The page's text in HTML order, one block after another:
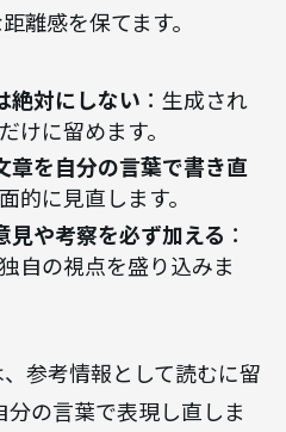
離感を保てます。
絶対にしない ：生成され
けに留めます。
章を自分の言葉で書き直
的に見直します。
見や考察を必ず加える ：
自の視点を盛り込みま
参考情報として読むに留
の言葉で表現し直しま